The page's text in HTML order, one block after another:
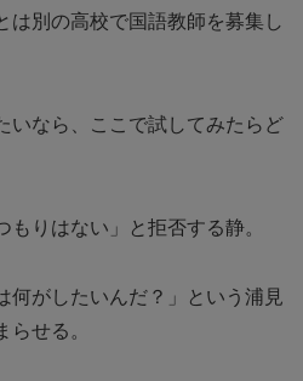
は別の高校で国語教師を募集し
いなら、ここで試してみたらど
りはない」と拒否する静。
何がしたいんだ？」という浦見
せる。